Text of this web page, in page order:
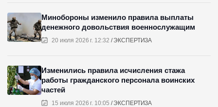
20 июля 2026 г. 12:32 ЭКСПЕРТИЗА
Минобороны изменило правила выплаты
денежного довольствия военнослужащим
15 июля 2026 г. 10:05 ЭКСПЕРТИЗА
Изменились правила исчисления стажа
работы гражданского персонала воинских
частей